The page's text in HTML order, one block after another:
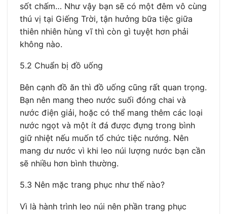
sốt chấm… Như vậy bạn sẽ có một đêm vô cùng
thú vị tại Giếng Trời, tận hưởng bữa tiệc giữa
thiên nhiên hùng vĩ thì còn gì tuyệt hơn phải
không nào.
5.2 Chuẩn bị đồ uống
Bên cạnh đồ ăn thì đồ uống cũng rất quan trọng.
Bạn nên mang theo nước suối đóng chai và
nước điện giải, hoặc có thể mang thêm các loại
nước ngọt và một ít đá được đựng trong bình
giữ nhiệt nếu muốn tổ chức tiệc nướng. Nên
mang dư nước vì khi leo núi lượng nước bạn cần
sẽ nhiều hơn bình thường.
5.3 Nên mặc trang phục như thế nào?
Vì là hành trình leo núi nên phần trang phục